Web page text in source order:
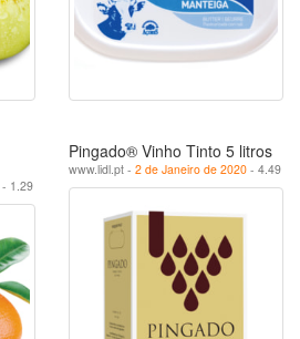
- 1.29
Pingado® Vinho Tinto 5 litros
www.lidl.pt - 2 de Janeiro de 2020 - 4.49